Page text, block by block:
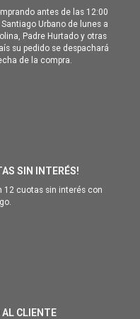
antes de las 12:00
Urbano de lunes a
Padre Hurtado y otras
su pedido se despachará
de la compra.
SIN INTERÉS!
12 cuotas sin interés con
AL CLIENTE